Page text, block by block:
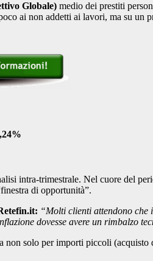
Globale) medio dei prestiti
ai non addetti ai lavori, ma su
intra-trimestrale. Nel cuore del
di opportunità”.
“Molti clienti attendono che
dovesse avere un rimbalzo
non solo per importi piccoli